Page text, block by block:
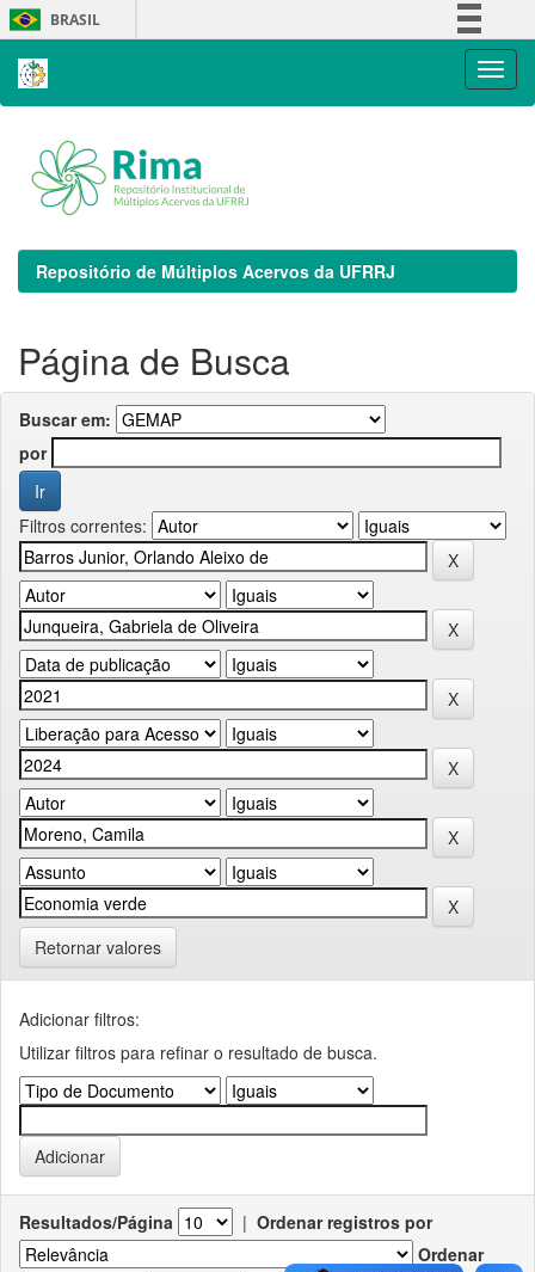
Skip
navigation
BRASIL
Repositório de Múltiplos Acervos da UFRRJ
Página de Busca
Buscar em:
por
Filtros correntes:
Retornar valores
Adicionar filtros:
Utilizar filtros para refinar o resultado de busca.
Resultados/Página | Ordenar registros por
Ordenar